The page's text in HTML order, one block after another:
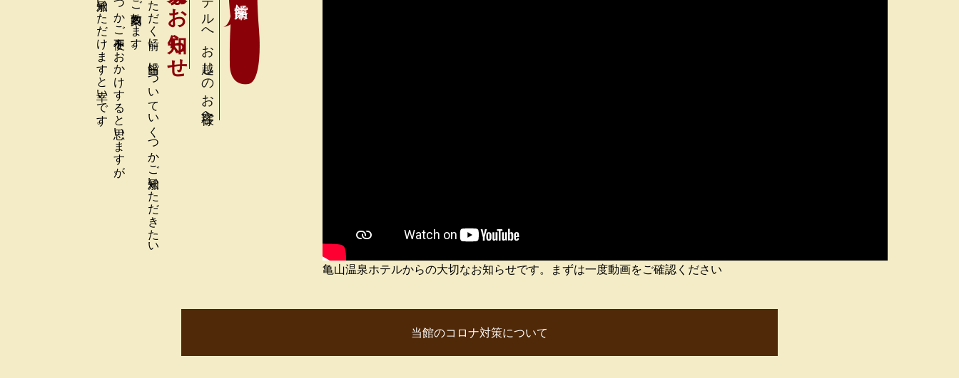
亀山温泉ホテルへお越しのお客様へ
ご予約いただく前に、当館についていくつかご承知いただきたい
いくつかご不便をおかけすると思いますが、
予めご承知いただけますと幸いです。
亀山温泉ホテルからの大切なお知らせです。まずは一度動画をご確認ください
当館のコロナ対策について